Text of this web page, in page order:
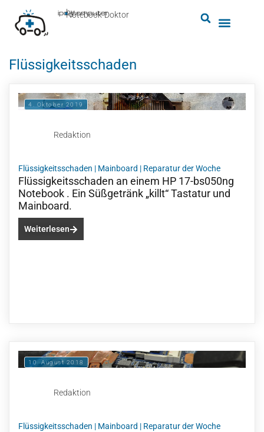
Notebook-Doktor
by
■
ipc-computer
Flüssigkeitsschaden
4. Oktober 2019
Redaktion
Flüssigkeitsschaden | Mainboard | Reparatur der Woche
Flüssigkeitsschaden an einem HP 17-bs050ng
Notebook . Ein Süßgetränk „killt“ Tastatur und
Mainboard.
Weiterlesen
10. August 2018
Redaktion
Flüssigkeitsschaden | Mainboard | Reparatur der Woche